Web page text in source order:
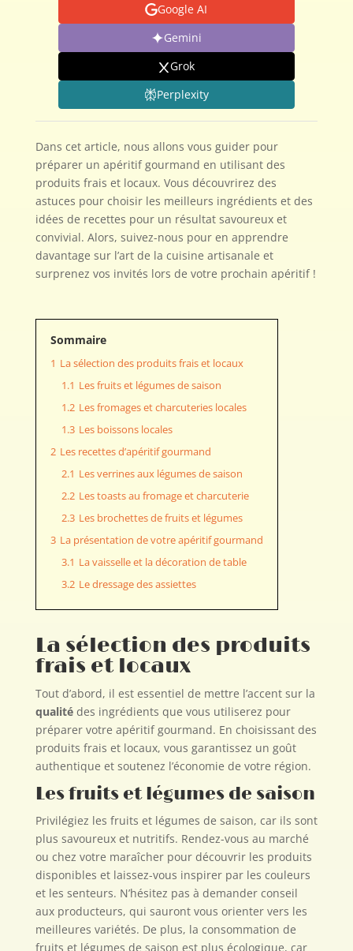
Google AI
Gemini
Grok
Perplexity
Dans cet article, nous allons vous guider pour
préparer un apéritif gourmand en utilisant des
produits frais et locaux. Vous découvrirez des
astuces pour choisir les meilleurs ingrédients et des
idées de recettes pour un résultat savoureux et
convivial. Alors, suivez-nous pour en apprendre
davantage sur l’art de la cuisine artisanale et
surprenez vos invités lors de votre prochain apéritif !
Sommaire
1 La sélection des produits frais et locaux
1.1 Les fruits et légumes de saison
1.2 Les fromages et charcuteries locales
1.3 Les boissons locales
2 Les recettes d’apéritif gourmand
2.1 Les verrines aux légumes de saison
2.2 Les toasts au fromage et charcuterie
2.3 Les brochettes de fruits et légumes
3 La présentation de votre apéritif gourmand
3.1 La vaisselle et la décoration de table
3.2 Le dressage des assiettes
La sélection des produits
frais et locaux
Tout d’abord, il est essentiel de mettre l’accent sur la
qualitédes ingrédients que vous utiliserez pour
préparer votre apéritif gourmand. En choisissant des
produits frais et locaux, vous garantissez un goût
authentique et soutenez l’économie de votre région.
Les fruits et légumes de saison
Privilégiez les fruits et légumes de saison, car ils sont
plus savoureux et nutritifs. Rendez-vous au marché
ou chez votre maraîcher pour découvrir les produits
disponibles et laissez-vous inspirer par les couleurs
et les senteurs. N’hésitez pas à demander conseil
aux producteurs, qui sauront vous orienter vers les
meilleures variétés. De plus, la consommation de
fruits et légumes de saison est plus écologique, car